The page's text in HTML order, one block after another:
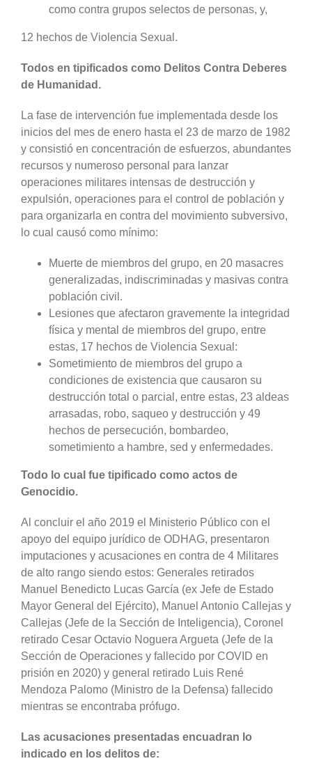
como contra grupos selectos de personas, y,
12 hechos de Violencia Sexual.
Todos en tipificados como Delitos Contra Deberes
de Humanidad.
La fase de intervención fue implementada desde los
inicios del mes de enero hasta el 23 de marzo de 1982
y consistió en concentración de esfuerzos, abundantes
recursos y numeroso personal para lanzar
operaciones militares intensas de destrucción y
expulsión, operaciones para el control de población y
para organizarla en contra del movimiento subversivo,
lo cual causó como mínimo:
Muerte de miembros del grupo, en 20 masacres
generalizadas, indiscriminadas y masivas contra
población civil.
Lesiones que afectaron gravemente la integridad
física y mental de miembros del grupo, entre
estas, 17 hechos de Violencia Sexual:
Sometimiento de miembros del grupo a
condiciones de existencia que causaron su
destrucción total o parcial, entre estas, 23 aldeas
arrasadas, robo, saqueo y destrucción y 49
hechos de persecución, bombardeo,
sometimiento a hambre, sed y enfermedades.
Todo lo cual fue tipificado como actos de
Genocidio.
Al concluir el año 2019 el Ministerio Público con el
apoyo del equipo jurídico de ODHAG, presentaron
imputaciones y acusaciones en contra de 4 Militares
de alto rango siendo estos: Generales retirados
Manuel Benedicto Lucas García (ex Jefe de Estado
Mayor General del Ejército), Manuel Antonio Callejas y
Callejas (Jefe de la Sección de Inteligencia), Coronel
retirado Cesar Octavio Noguera Argueta (Jefe de la
Sección de Operaciones y fallecido por COVID en
prisión en 2020) y general retirado Luis René
Mendoza Palomo (Ministro de la Defensa) fallecido
mientras se encontraba prófugo.
Las acusaciones presentadas encuadran lo
indicado en los delitos de: